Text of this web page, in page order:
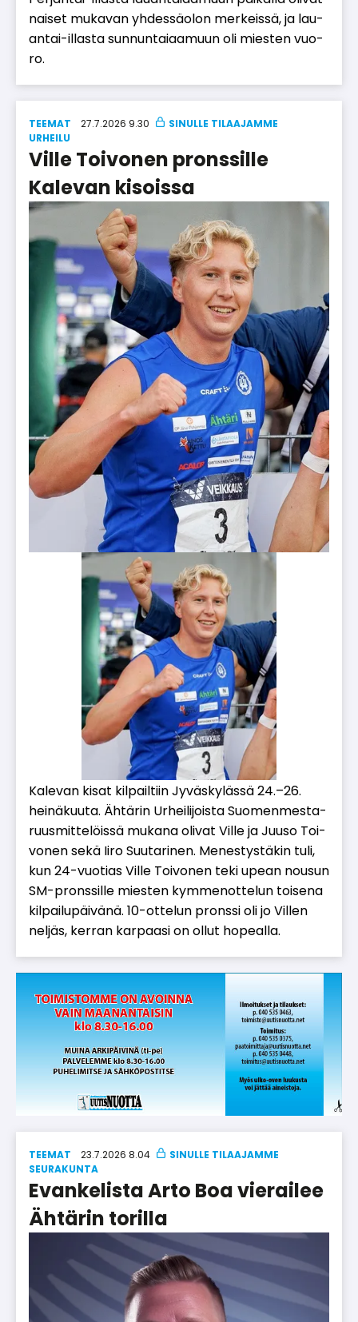
nai­set mu­ka­van yh­des­sä­o­lon mer­keis­sä, ja lau­
an­tai-il­las­ta sun­nun­tai­aa­muun oli mies­ten vuo­
ro.
TEEMAT
27.7.2026 9.30
UR­HEI­LU
Ville Toivonen pronssille
Kalevan kisoissa
Ka­le­van ki­sat kil­pail­tiin Jy­väs­ky­läs­sä 24.–26.
hei­nä­kuu­ta. Äh­tä­rin Ur­hei­li­jois­ta Suo­men­mes­ta­
ruus­mit­te­löis­sä mu­ka­na oli­vat Vil­le ja Juu­so Toi­
vo­nen sekä Ii­ro Suu­ta­ri­nen. Me­nes­tys­tä­kin tuli,
kun 24-vuo­ti­as Vil­le Toi­vo­nen teki upe­an nou­sun
SM-prons­sil­le mies­ten kym­me­not­te­lun toi­se­na
kil­pai­lu­päi­vä­nä. 10-ot­te­lun prons­si oli jo Vil­len
nel­jäs, ker­ran kar­paa­si on ol­lut ho­pe­al­la.
TEEMAT
23.7.2026 8.04
SEU­RA­KUN­TA
Evankelista Arto Boa vierailee
Ähtärin torilla